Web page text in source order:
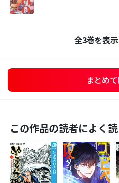
全3巻を表
まとめ
この作品の読者によく